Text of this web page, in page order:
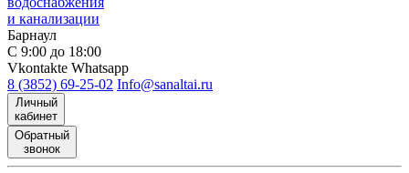
и канализации
Барнаул
С 9:00 до 18:00
Vkontakte Whatsapp
8 (3852) 69-25-02 Info@sanaltai.ru
Личный
кабинет
Обратный
звонок